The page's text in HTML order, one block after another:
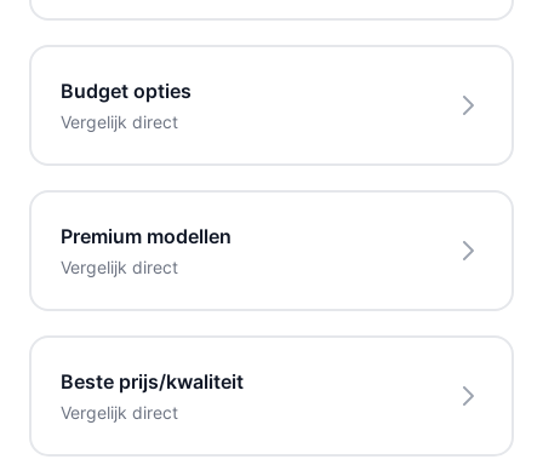
Budget opties
Vergelijk direct
Premium modellen
Vergelijk direct
Beste prijs/kwaliteit
Vergelijk direct